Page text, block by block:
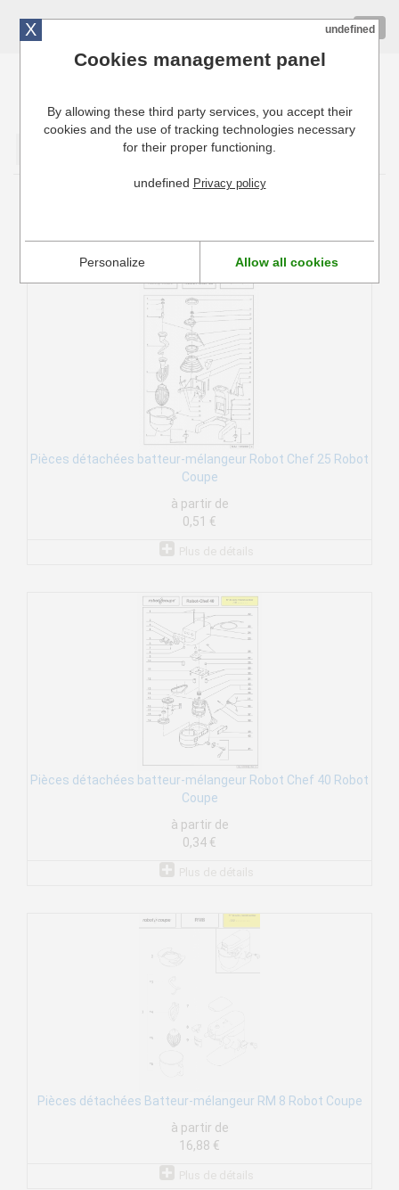
Cuisinresto: Ustensiles de cuisine pour professionnels
Pièces détachées batteur-mélangeur Robot Chef 25 Robot
Coupe
à partir de
0,51 €
Pièces détachées batteur-mélangeur Robot Chef 40 Robot
Coupe
à partir de
0,34 €
Pièces détachées Batteur-mélangeur RM 8 Robot Coupe
à partir de
16,88 €
X undefined
Cookies management panel
By allowing these third party services, you accept their
cookies and the use of tracking technologies necessary
for their proper functioning.
undefined Privacy policy
Personalize Allow all cookies